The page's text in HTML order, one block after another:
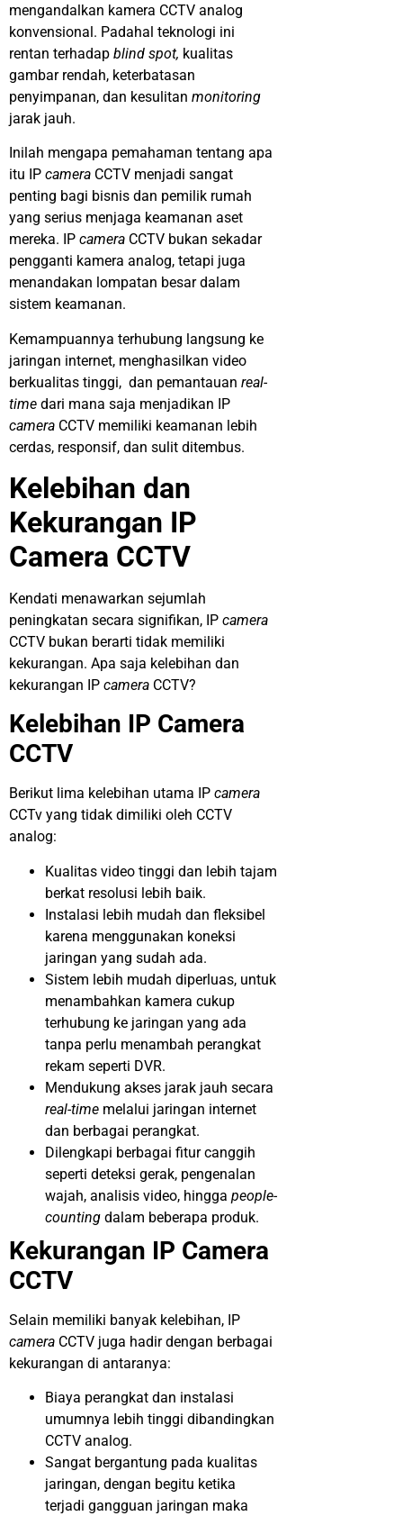
mengandalkan kamera CCTV analog
konvensional. Padahal teknologi ini
rentan terhadap blind spot, kualitas
gambar rendah, keterbatasan
penyimpanan, dan kesulitan monitoring
jarak jauh.
Inilah mengapa pemahaman tentang apa
itu IP camera CCTV menjadi sangat
penting bagi bisnis dan pemilik rumah
yang serius menjaga keamanan aset
mereka. IP camera CCTV bukan sekadar
pengganti kamera analog, tetapi juga
menandakan lompatan besar dalam
sistem keamanan.
Kemampuannya terhubung langsung ke
jaringan internet, menghasilkan video
berkualitas tinggi, dan pemantauan real-
time dari mana saja menjadikan IP
camera CCTV memiliki keamanan lebih
cerdas, responsif, dan sulit ditembus.
Kelebihan dan
Kekurangan IP
Camera CCTV
Kendati menawarkan sejumlah
peningkatan secara signifikan, IP camera
CCTV bukan berarti tidak memiliki
kekurangan. Apa saja kelebihan dan
kekurangan IP camera CCTV?
Kelebihan IP Camera
CCTV
Berikut lima kelebihan utama IP camera
CCTv yang tidak dimiliki oleh CCTV
analog:
Kualitas video tinggi dan lebih tajam
berkat resolusi lebih baik.
Instalasi lebih mudah dan fleksibel
karena menggunakan koneksi
jaringan yang sudah ada.
Sistem lebih mudah diperluas, untuk
menambahkan kamera cukup
terhubung ke jaringan yang ada
tanpa perlu menambah perangkat
rekam seperti DVR.
Mendukung akses jarak jauh secara
real-time melalui jaringan internet
dan berbagai perangkat.
Dilengkapi berbagai fitur canggih
seperti deteksi gerak, pengenalan
wajah, analisis video, hingga people-
counting dalam beberapa produk.
Kekurangan IP Camera
CCTV
Selain memiliki banyak kelebihan, IP
camera CCTV juga hadir dengan berbagai
kekurangan di antaranya:
Biaya perangkat dan instalasi
umumnya lebih tinggi dibandingkan
CCTV analog.
Sangat bergantung pada kualitas
jaringan, dengan begitu ketika
terjadi gangguan jaringan maka